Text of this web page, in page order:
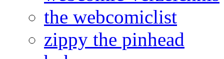
the webcomiclist
zippy the pinhead